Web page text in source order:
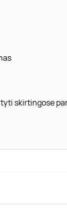
skirtingose